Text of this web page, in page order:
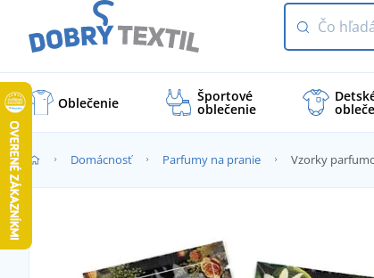
Oblečenie Športové
oblečenie
Domácnosť Parfumy na pranie Vzorky